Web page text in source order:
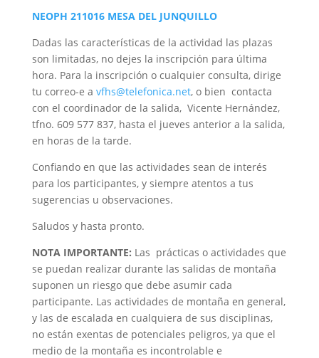
NEOPH 211016 MESA DEL JUNQUILLO
Dadas las características de la actividad las plazas
son limitadas, no dejes la inscripción para última
hora. Para la inscripción o cualquier consulta, dirige
tu correo-e a vfhs@telefonica.net, o bien contacta
con el coordinador de la salida, Vicente Hernández,
tfno. 609 577 837, hasta el jueves anterior a la salida,
en horas de la tarde.
Confiando en que las actividades sean de interés
para los participantes, y siempre atentos a tus
sugerencias u observaciones.
Saludos y hasta pronto.
NOTA IMPORTANTE: Las prácticas o actividades que
se puedan realizar durante las salidas de montaña
suponen un riesgo que debe asumir cada
participante. Las actividades de montaña en general,
y las de escalada en cualquiera de sus disciplinas,
no están exentas de potenciales peligros, ya que el
medio de la montaña es incontrolable e